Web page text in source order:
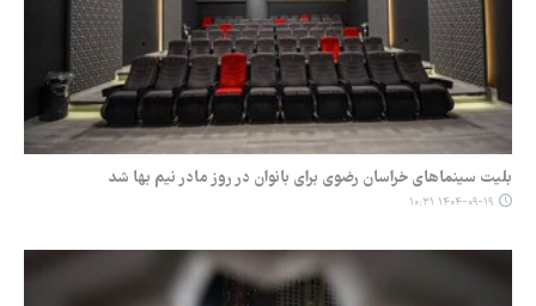
بلیت سینماهای خراسان رضوی برای بانوان در روز مادر نیم بها شد
۱۴۰۴-۰۹-۱۹ ۱۰:۳۱